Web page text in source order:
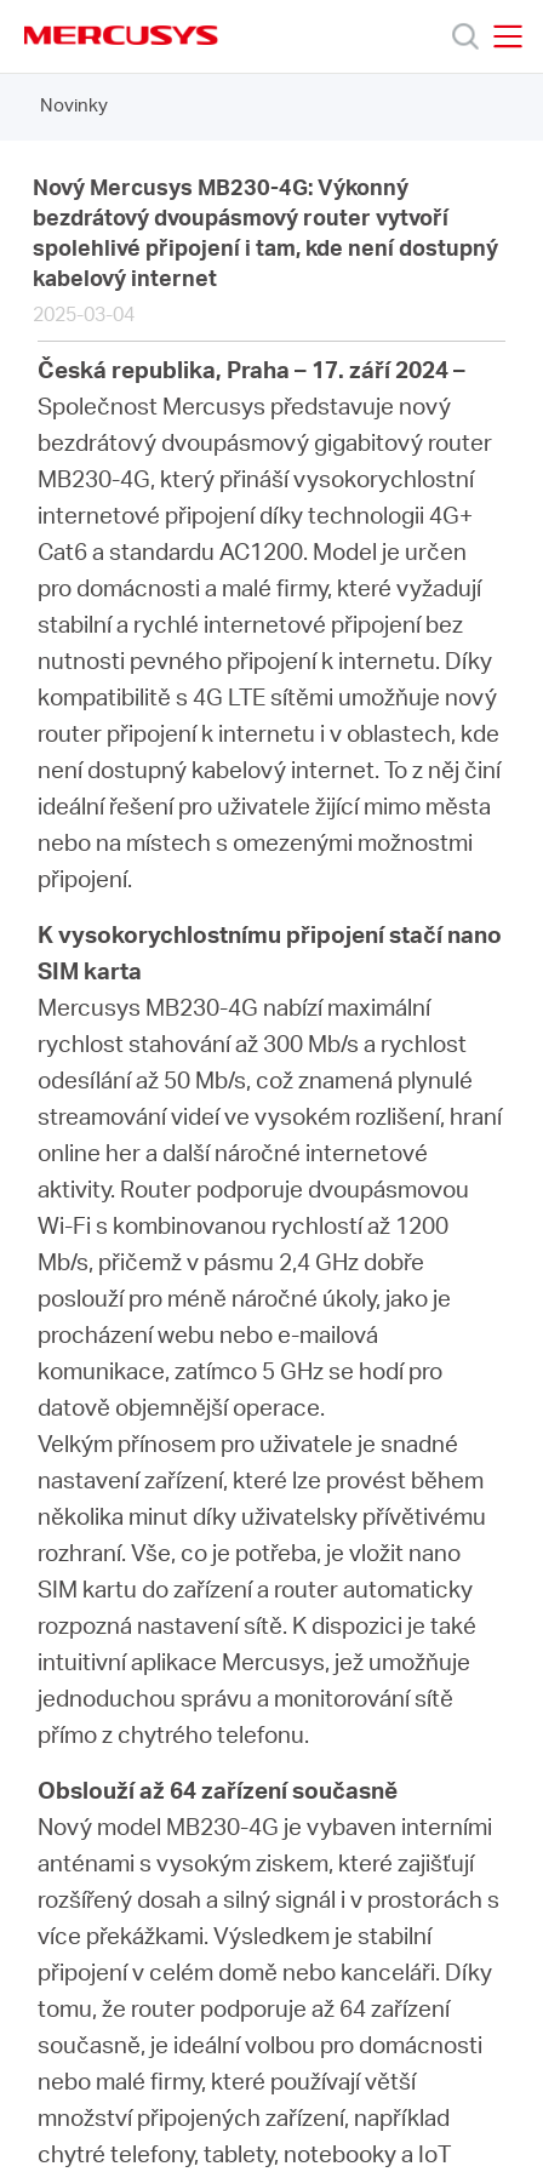
navigation
Produkty
Podpora
Czech
Republic
Czech
Novinky
Nový Mercusys MB230-4G: Výkonný
bezdrátový dvoupásmový router vytvoří
spolehlivé připojení i tam, kde není dostupný
kabelový internet
2025-03-04
Česká republika, Praha – 17. září 2024 –
Společnost Mercusys představuje nový
bezdrátový dvoupásmový gigabitový router
MB230-4G, který přináší vysokorychlostní
internetové připojení díky technologii 4G+
Cat6 a standardu AC1200. Model je určen
pro domácnosti a malé firmy, které vyžadují
stabilní a rychlé internetové připojení bez
nutnosti pevného připojení k internetu. Díky
kompatibilitě s 4G LTE sítěmi umožňuje nový
router připojení k internetu i v oblastech, kde
není dostupný kabelový internet. To z něj činí
ideální řešení pro uživatele žijící mimo města
nebo na místech s omezenými možnostmi
připojení.
K vysokorychlostnímu připojení stačí nano
SIM karta
Mercusys MB230-4G nabízí maximální
rychlost stahování až 300 Mb/s a rychlost
odesílání až 50 Mb/s, což znamená plynulé
streamování videí ve vysokém rozlišení, hraní
online her a další náročné internetové
aktivity. Router podporuje dvoupásmovou
Wi-Fi s kombinovanou rychlostí až 1200
Mb/s, přičemž v pásmu 2,4 GHz dobře
poslouží pro méně náročné úkoly, jako je
procházení webu nebo e-mailová
komunikace, zatímco 5 GHz se hodí pro
datově objemnější operace.
Velkým přínosem pro uživatele je snadné
nastavení zařízení, které lze provést během
několika minut díky uživatelsky přívětivému
rozhraní. Vše, co je potřeba, je vložit nano
SIM kartu do zařízení a router automaticky
rozpozná nastavení sítě. K dispozici je také
intuitivní aplikace Mercusys, jež umožňuje
jednoduchou správu a monitorování sítě
přímo z chytrého telefonu.
Obslouží až 64 zařízení současně
Nový model MB230-4G je vybaven interními
anténami s vysokým ziskem, které zajišťují
rozšířený dosah a silný signál i v prostorách s
více překážkami. Výsledkem je stabilní
připojení v celém domě nebo kanceláři. Díky
tomu, že router podporuje až 64 zařízení
současně, je ideální volbou pro domácnosti
nebo malé firmy, které používají větší
množství připojených zařízení, například
chytré telefony, tablety, notebooky a IoT